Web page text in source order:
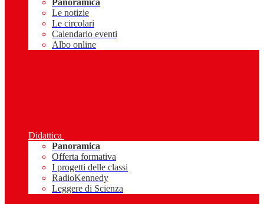
Panoramica
Le notizie
Le circolari
Calendario eventi
Albo online
Didattica
Panoramica
Offerta formativa
I progetti delle classi
RadioKennedy
Leggere di Scienza